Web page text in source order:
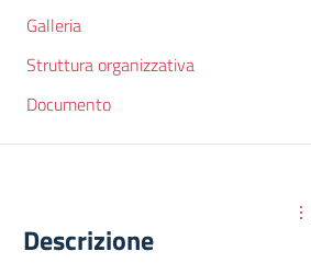
Galleria
Struttura organizzativa
Documento
Descrizione